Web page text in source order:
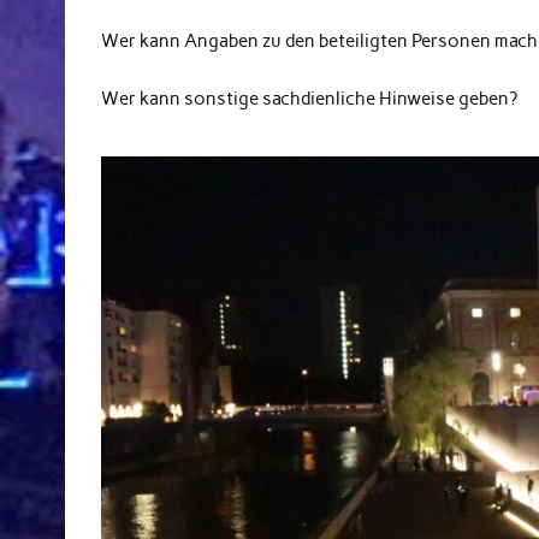
Wer kann Angaben zu den beteiligten Personen
Wer kann sonstige sachdienliche Hinweise geben?